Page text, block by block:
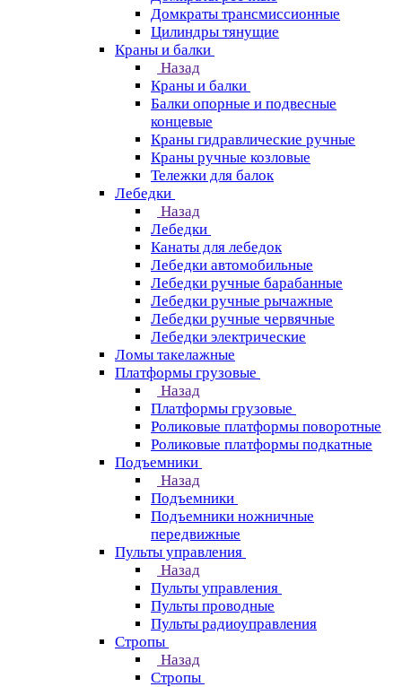
Домкраты трансмиссионные
Цилиндры тянущие
Краны и балки
Назад
Краны и балки
Балки опорные и подвесные
концевые
Краны гидравлические ручные
Краны ручные козловые
Тележки для балок
Лебедки
Назад
Лебедки
Канаты для лебедок
Лебедки автомобильные
Лебедки ручные барабанные
Лебедки ручные рычажные
Лебедки ручные червячные
Лебедки электрические
Ломы такелажные
Платформы грузовые
Назад
Платформы грузовые
Роликовые платформы поворотные
Роликовые платформы подкатные
Подъемники
Назад
Подъемники
Подъемники ножничные
передвижные
Пульты управления
Назад
Пульты управления
Пульты проводные
Пульты радиоуправления
Стропы
Назад
Стропы